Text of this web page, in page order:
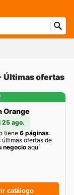
Últimas ofertas
Orange
25 ago.
tiene 6 páginas.
últimas ofertas de
negocioaquí
catálogo